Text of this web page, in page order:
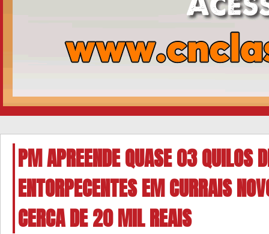
PM APREENDE QUASE 03 QUILOS
ENTORPECENTES EM CURRAIS
CERCA DE 20 MIL REAIS